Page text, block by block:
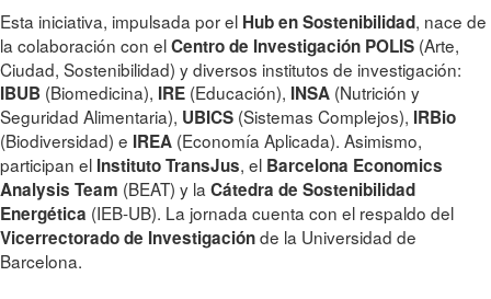
Esta iniciativa, impulsada por el Hub en Sostenibilidad, nace de
la colaboración con elCentro de Investigación POLIS (Arte,
Ciudad, Sostenibilidad) y diversos institutos de investigación:
IBUB (Biomedicina), IRE (Educación), INSA (Nutrición y
Seguridad Alimentaria), UBICS (Sistemas Complejos), IRBio
(Biodiversidad) e IREA (Economía Aplicada). Asimismo,
participan el Instituto TransJus, el Barcelona Economics
Analysis Team (BEAT) y la Cátedra de Sostenibilidad
Energética (IEB-UB). La jornada cuenta con el respaldo del
Vicerrectorado de Investigaciónde la Universidad de
Barcelona.